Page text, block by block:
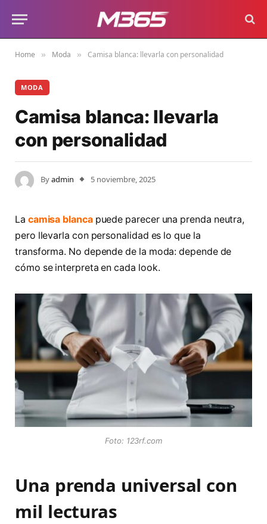
Home » Moda » Camisa blanca: llevarla con personalidad
MODA
Camisa blanca: llevarla
con personalidad
Byadmin 5 noviembre, 2025
La camisa blancapuede parecer una prenda neutra,
pero llevarla con personalidad es lo que la
transforma. No depende de la moda: depende de
cómo se interpreta en cada look.
Foto: 123rf.com
Una prenda universal con
mil lecturas